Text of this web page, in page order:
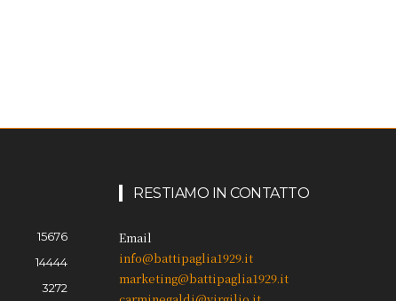
15676
14444
3272
RESTIAMO IN CONTATTO
Email
info@battipaglia1929.it
marketing@battipaglia1929.it